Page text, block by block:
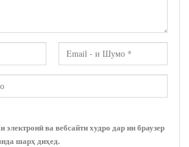
ва вебсайти худро дар ин браузер
шарҳ диҳед.